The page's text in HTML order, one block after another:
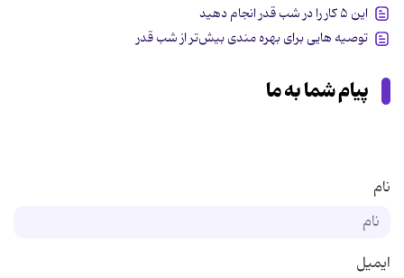
این ۵ کار را در شب قدر انجام دهید
توصیه هایی برای بهره مندی بیش‌تر از شب قدر
پیام شما به ما
نام
ایمیل